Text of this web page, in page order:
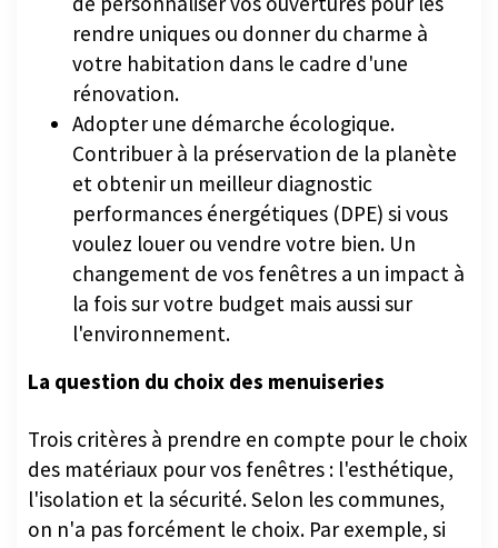
rendre uniques ou donner du charme à
votre habitation dans le cadre d'une
rénovation.
Adopter une démarche écologique.
Contribuer à la préservation de la planète
et obtenir un meilleur diagnostic
performances énergétiques (DPE) si vous
voulez louer ou vendre votre bien. Un
changement de vos fenêtres a un impact à
la fois sur votre budget mais aussi sur
l'environnement.
La question du choix des menuiseries
Trois critères à prendre en compte pour le choix
des matériaux pour vos fenêtres : l'esthétique,
l'isolation et la sécurité. Selon les communes,
on n'a pas forcément le choix. Par exemple, si